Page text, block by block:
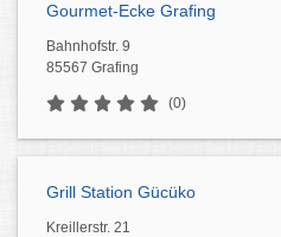
Gourmet-Ecke Grafing
Bahnhofstr. 9
85567 Grafing
(0)
Grill Station Gücüko
Kreillerstr. 21